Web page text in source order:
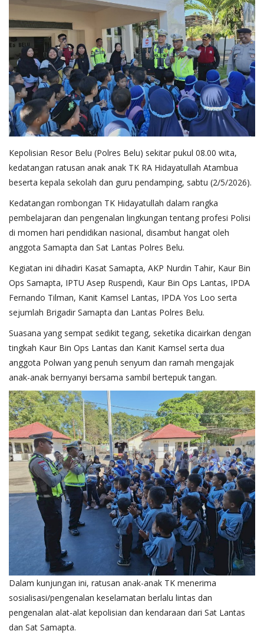
Kepolisian Resor Belu (Polres Belu) sekitar pukul 08.00 wita,
kedatangan ratusan anak anak TK RA Hidayatullah Atambua
beserta kepala sekolah dan guru pendamping, sabtu (2/5/2026).
Kedatangan rombongan TK Hidayatullah dalam rangka
pembelajaran dan pengenalan lingkungan tentang profesi Polisi
di momen hari pendidikan nasional, disambut hangat oleh
anggota Samapta dan Sat Lantas Polres Belu.
Kegiatan ini dihadiri Kasat Samapta, AKP Nurdin Tahir, Kaur Bin
Ops Samapta, IPTU Asep Ruspendi, Kaur Bin Ops Lantas, IPDA
Fernando Tilman, Kanit Kamsel Lantas, IPDA Yos Loo serta
sejumlah Brigadir Samapta dan Lantas Polres Belu.
Suasana yang sempat sedikit tegang, seketika dicairkan dengan
tingkah Kaur Bin Ops Lantas dan Kanit Kamsel serta dua
anggota Polwan yang penuh senyum dan ramah mengajak
anak-anak bernyanyi bersama sambil bertepuk tangan.
Dalam kunjungan ini, ratusan anak-anak TK menerima
sosialisasi/pengenalan keselamatan berlalu lintas dan
pengenalan alat-alat kepolisian dan kendaraan dari Sat Lantas
dan Sat Samapta.